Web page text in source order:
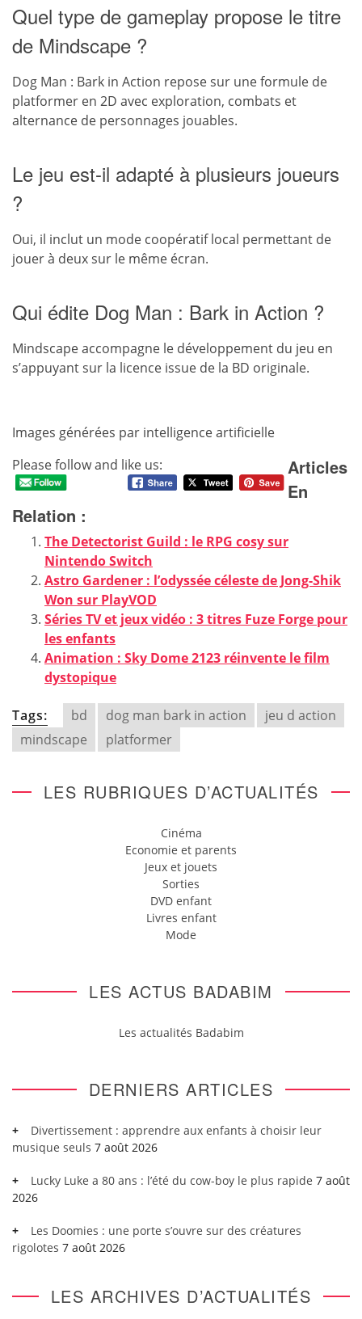
Quel type de gameplay propose le titre
de Mindscape ?
Dog Man : Bark in Action repose sur une formule de
platformer en 2D avec exploration, combats et
alternance de personnages jouables.
Le jeu est-il adapté à plusieurs joueurs
?
Oui, il inclut un mode coopératif local permettant de
jouer à deux sur le même écran.
Qui édite Dog Man : Bark in Action ?
Mindscape accompagne le développement du jeu en
s’appuyant sur la licence issue de la BD originale.
Images générées par intelligence artificielle
Please follow and like us:
Articles
En
Relation :
The Detectorist Guild : le RPG cosy sur
Nintendo Switch
Astro Gardener : l’odyssée céleste de Jong-Shik
Won sur PlayVOD
Séries TV et jeux vidéo : 3 titres Fuze Forge pour
les enfants
Animation : Sky Dome 2123 réinvente le film
dystopique
Tags: bd dog man bark in action
jeu d action
mindscape
platformer
LES RUBRIQUES D’ACTUALITÉS
Cinéma
Economie et parents
Jeux et jouets
Sorties
DVD enfant
Livres enfant
Mode
LES ACTUS BADABIM
Les actualités Badabim
DERNIERS ARTICLES
Divertissement : apprendre aux enfants à choisir leur
musique seuls 7 août 2026
Lucky Luke a 80 ans : l’été du cow-boy le plus rapide 7 août
2026
Les Doomies : une porte s’ouvre sur des créatures
rigolotes 7 août 2026
LES ARCHIVES D’ACTUALITÉS